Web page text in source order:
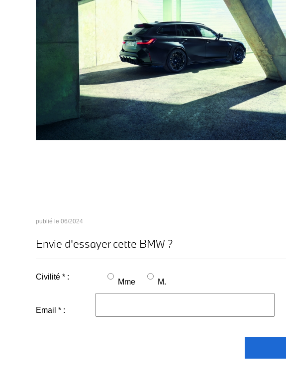
06/2024
Envie d'essayer cette BMW ?
Civilité * :
Mme M.
Email * :